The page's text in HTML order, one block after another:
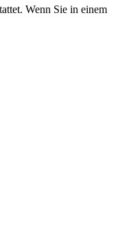
Wenn Sie in einem